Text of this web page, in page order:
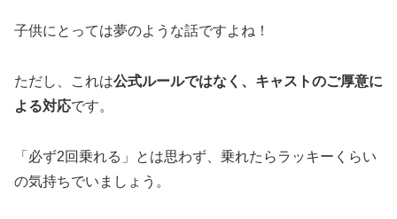
子供にとっては夢のような話ですよね！
ただし、これは公式ルールではなく、キャストのご厚意に
よる対応です。
「必ず2回乗れる」とは思わず、乗れたらラッキーくらい
の気持ちでいましょう。